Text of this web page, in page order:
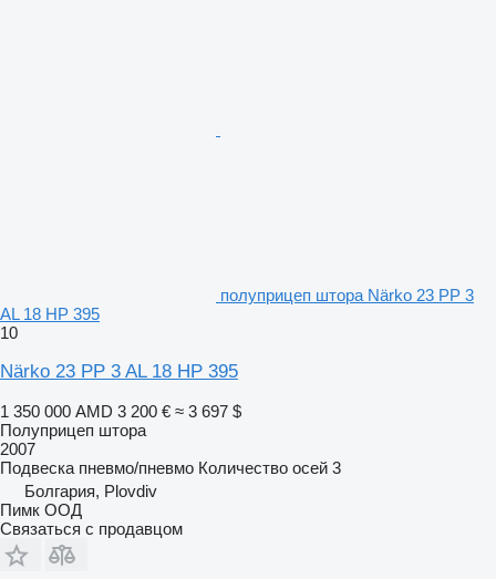
полуприцеп штора Närko 23 PP 3
AL 18 HP 395
10
Närko 23 PP 3 AL 18 HP 395
1 350 000 AMD 3 200 € ≈ 3 697 $
Полуприцеп штора
2007
Подвеска пневмо/пневмо Количество осей 3
Болгария, Plovdiv
Пимк ООД
Связаться с продавцом